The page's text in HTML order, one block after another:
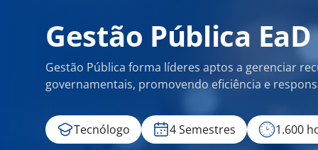
Gestão Pública EaD
Gestão Pública forma líderes aptos a gerenciar
governamentais, promovendo eficiência e
Tecnólogo 4 Semestres 1.600